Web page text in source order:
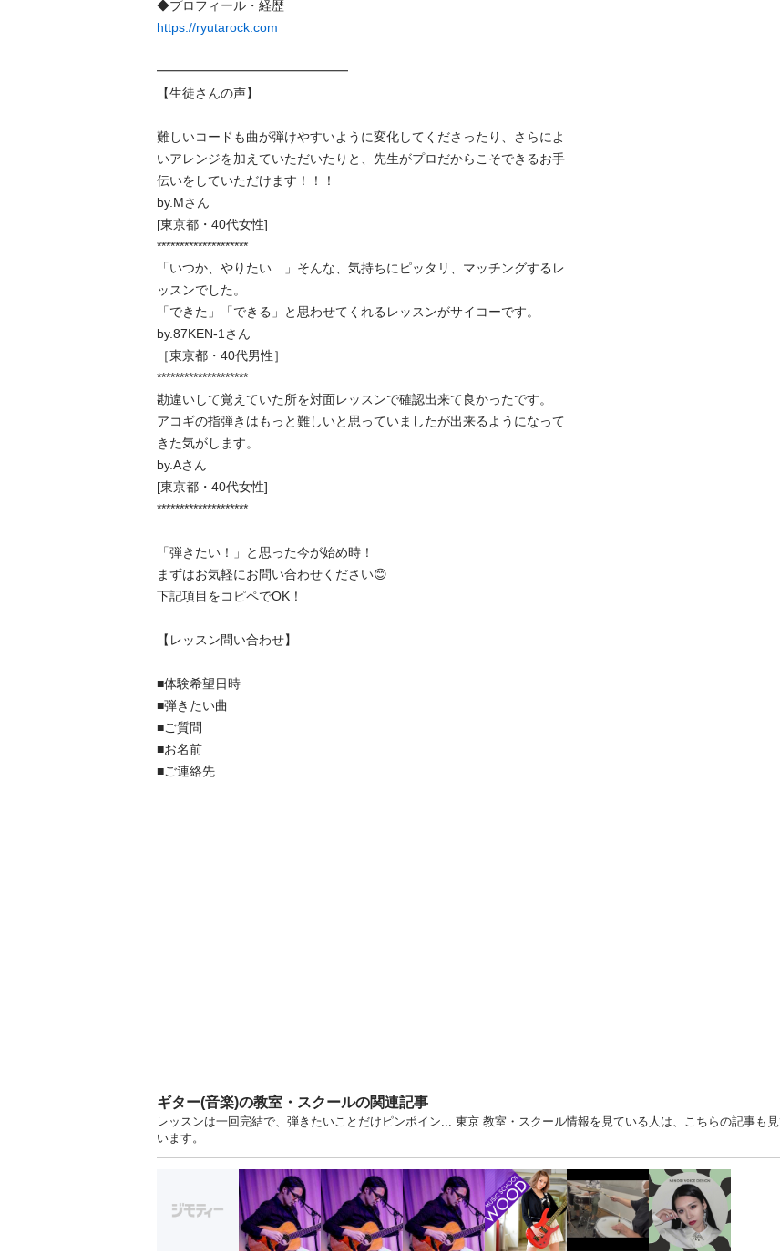
https://ryutarock.com
━━━━━━━━━━━━━━━
【生徒さんの声】
難しいコードも曲が弾けやすいように変化してくださったり、さらによ
いアレンジを加えていただいたりと、先生がプロだからこそできるお手
伝いをしていただけます！！！
by.Mさん
[東京都・40代女性]
********************
「いつか、やりたい…」そんな、気持ちにピッタリ、マッチングするレ
ッスンでした。
「できた」「できる」と思わせてくれるレッスンがサイコーです。
by.87KEN-1さん
［東京都・40代男性］
********************
勘違いして覚えていた所を対面レッスンで確認出来て良かったです。
アコギの指弾きはもっと難しいと思っていましたが出来るようになって
きた気がします。
by.Aさん
[東京都・40代女性]
********************
「弾きたい！」と思った今が始め時！
まずはお気軽にお問い合わせください😊
下記項目をコピペでOK！
【レッスン問い合わせ】
■体験希望日時
■弾きたい曲
■ご質問
■お名前
■ご連絡先
ギター(音楽)の教室・スクールの関連記事
レッスンは一回完結で、弾きたいことだけピンポイン... 東京 教室・スクール情報を見ている人は、こちらの記事も
います。